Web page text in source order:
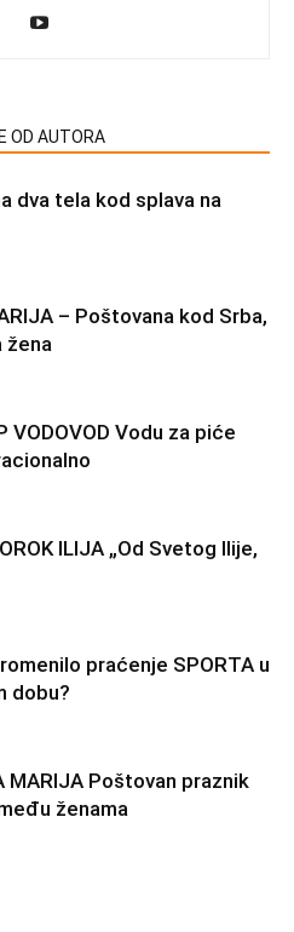
OD AUTORA
dva tela kod splava na
– Poštovana kod Srba,
žena
VODOVOD Vodu za piće
ILIJA „Od Svetog Ilije,
praćenje SPORTA u
dobu?
MARIJA Poštovan praznik
ženama